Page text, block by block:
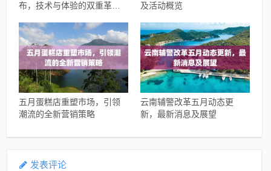
布，技术与体验的双重革新
及活动概览
五月蛋糕店重塑市场，引领
潮流的全新营销策略
云南辅警改革五月动态更
新，最新消息及展望
发表评论